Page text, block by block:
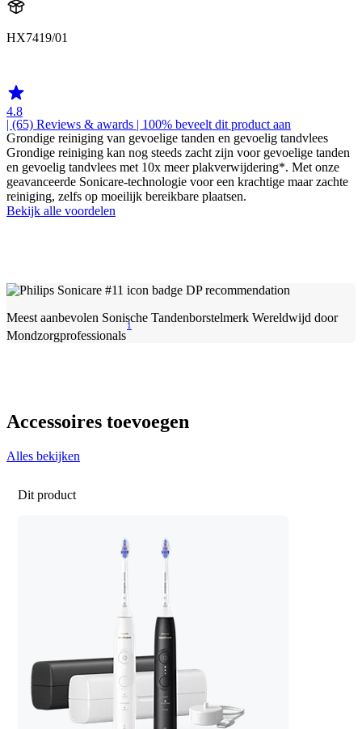
HX7419/01
4.8
| (65) Reviews & awards | 100% beveelt dit product aan
Grondige reiniging van gevoelige tanden en gevoelig tandvlees
Grondige reiniging kan nog steeds zacht zijn voor gevoelige tanden
en gevoelig tandvlees met 10x meer plakverwijdering*. Met onze
geavanceerde Sonicare-technologie voor een krachtige maar zachte
reiniging, zelfs op moeilijk bereikbare plaatsen.
Bekijk alle voordelen
Meest aanbevolen Sonische Tandenborstelmerk Wereldwijd door
Mondzorgprofessionals
1
Accessoires toevoegen
Alles bekijken
Dit product